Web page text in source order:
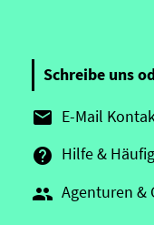
Schreibe uns
 E-Mail
 Hilfe &
 Agenturen &